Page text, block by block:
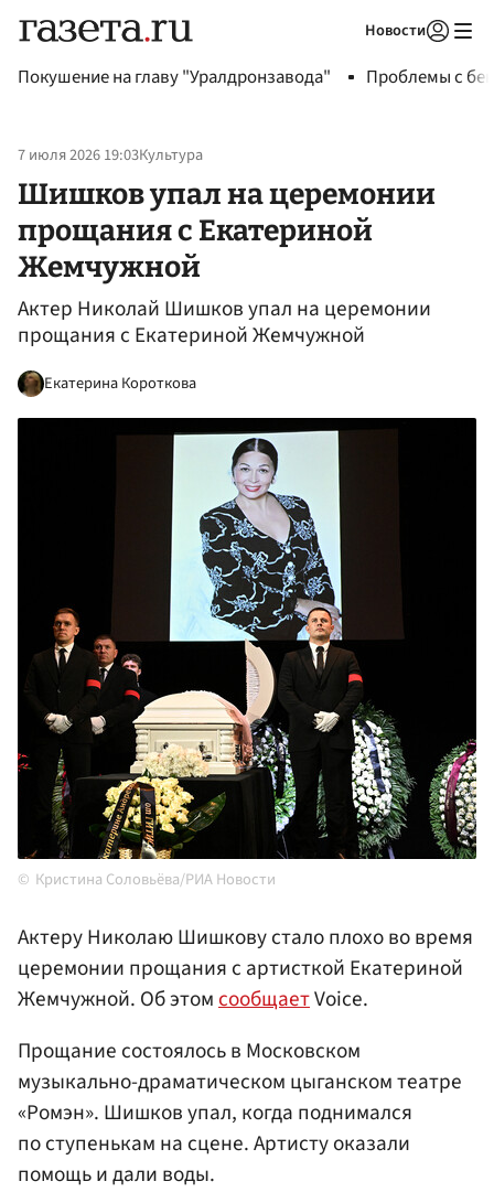
Новости
Покушение на главу "Уралдронзавода" Проблемы с
7 июля 2026 19:03Культура
Шишков упал на церемонии
прощания с Екатериной
Жемчужной
Актер Николай Шишков упал на церемонии
прощания с Екатериной Жемчужной
Екатерина Короткова
Кристина Соловьёва/РИА Новости
Актеру Николаю Шишкову стало плохо во время
церемонии прощания с артисткой Екатериной
Жемчужной. Об этомсообщаетVoice.
Прощание состоялось в Московском
музыкально-драматическом цыганском театре
«Ромэн». Шишков упал, когда поднимался
по ступенькам на сцене. Артисту оказали
помощь и дали воды.